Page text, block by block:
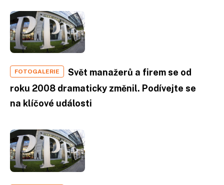
FOTOGALERIE
Svět manažerů a firem se od
roku 2008 dramaticky změnil. Podívejte se
na klíčové události